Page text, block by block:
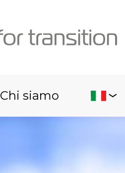
Chi siamo